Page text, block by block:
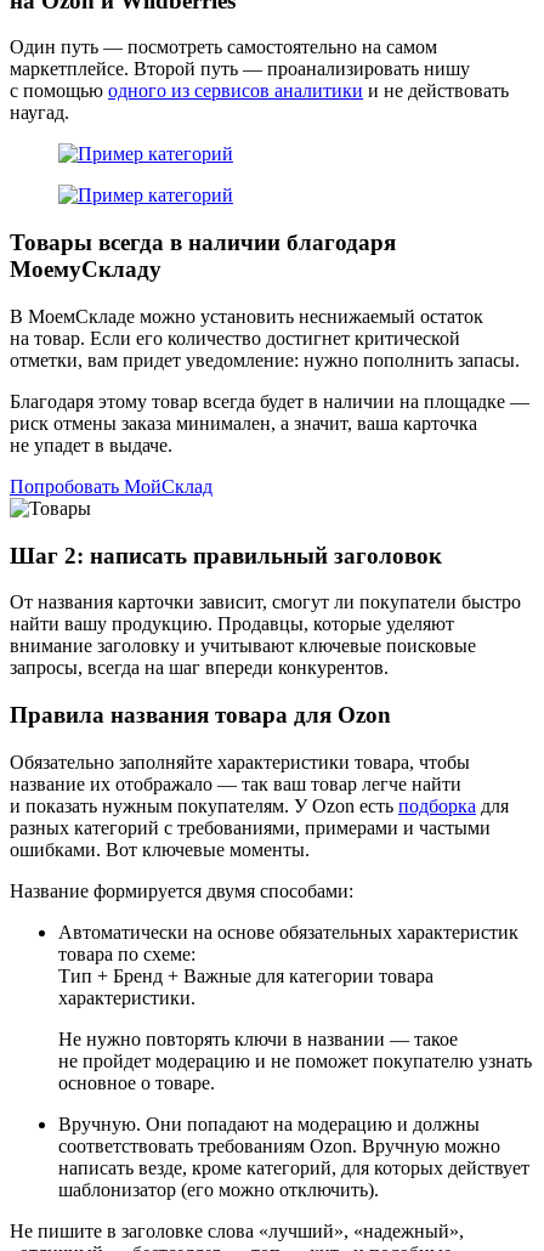
Один путь — посмотреть самостоятельно на самом
маркетплейсе. Второй путь — проанализировать нишу
с помощью одного из сервисов аналитики и не действовать
наугад.
Товары всегда в наличии благодаря
МоемуСкладу
В МоемСкладе можно установить неснижаемый остаток
на товар. Если его количество достигнет критической
отметки, вам придет уведомление: нужно пополнить запасы.
Благодаря этому товар всегда будет в наличии на площадке —
риск отмены заказа минимален, а значит, ваша карточка
не упадет в выдаче.
Попробовать МойСклад
Шаг 2: написать правильный заголовок
От названия карточки зависит, смогут ли покупатели быстро
найти вашу продукцию. Продавцы, которые уделяют
внимание заголовку и учитывают ключевые поисковые
запросы, всегда на шаг впереди конкурентов.
Правила названия товара для Ozon
Обязательно заполняйте характеристики товара, чтобы
название их отображало — так ваш товар легче найти
и показать нужным покупателям. У Ozon есть подборка для
разных категорий с требованиями, примерами и частыми
ошибками. Вот ключевые моменты.
Название формируется двумя способами:
Автоматически на основе обязательных характеристик
товара по схеме:
Тип + Бренд + Важные для категории товара
характеристики.
Не нужно повторять ключи в названии — такое
не пройдет модерацию и не поможет покупателю узнать
основное о товаре.
Вручную. Они попадают на модерацию и должны
соответствовать требованиям Ozon. Вручную можно
написать везде, кроме категорий, для которых действует
шаблонизатор (его можно отключить).
Не пишите в заголовке слова «лучший», «надежный»,